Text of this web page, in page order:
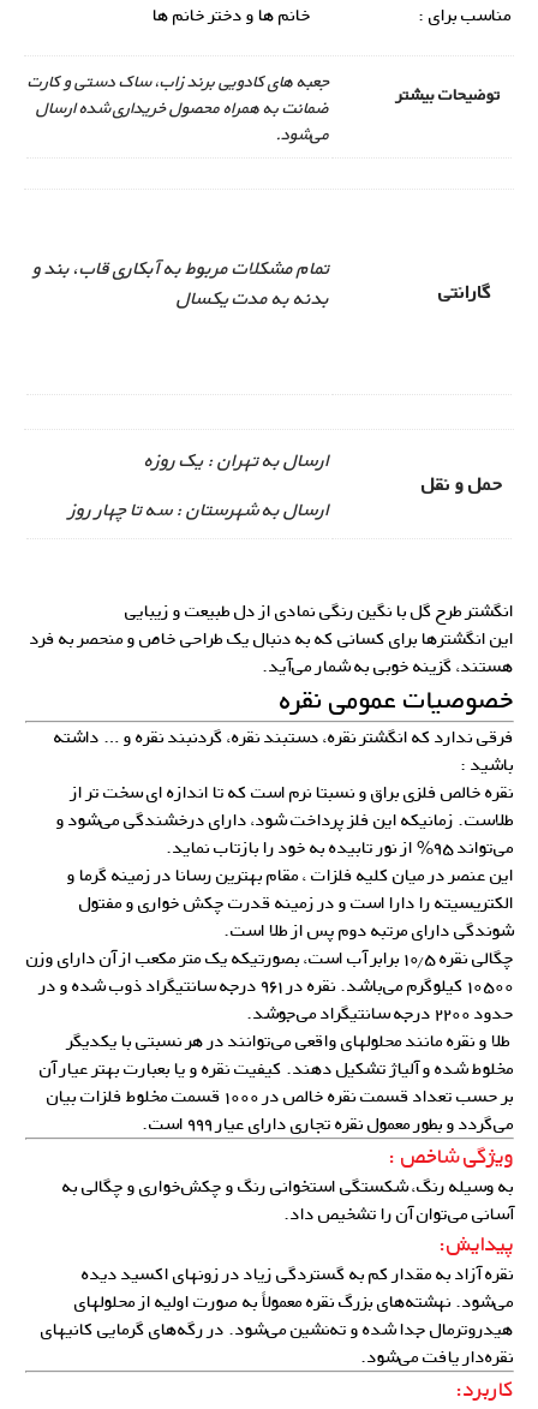
مناسب برای : خانم ها و دختر خانم ها
توضیحات بیشتر
جعبه های کادویی برند زاب، ساک دستی و کارت
ضمانت به همراه محصول خریداری شده ارسال
می‌شود.
گارانتی
تمام مشکلات مربوط به آبکاری قاب، بند و
بدنه به مدت یکسال
حمل و نقل
ارسال به تهران : یک روزه
ارسال به شهرستان : سه تا چهار روز
انگشتر طرح‌ گل با نگین رنگی نمادی از دل طبیعت و زیبایی
این انگشترها برای کسانی که به دنبال یک طراحی خاص و منحصر به فرد
هستند، گزینه خوبی به شمار می‌آید.
خصوصیات عمومی نقره
فرقی ندارد که انگشتر نقره، دستبند نقره، گردنبند نقره و … داشته
باشید :
نقره خالص فلزی براق و نسبتا نرم است که تا اندازه ای سخت تر از
طلاست. زمانیکه این فلز پرداخت شود، دارای درخشندگی می‌شود و
می‌تواند ۹۵% از نور تابیده به خود را بازتاب نماید.
این عنصر در میان کلیه فلزات ، مقام بهترین رسانا در زمینه گرما و
الکتریسیته را دارا است و در زمینه قدرت چکش خواری و مفتول
شوندگی دارای مرتبه دوم پس از طلا است.
چگالی نقره ۱۰٫۵ برابر آب است، بصورتیکه یک متر مکعب از آن دارای وزن
۱۰۵۰۰ کیلوگرم می‌باشد. نقره در ۹۶۱ درجه سانتیگراد ذوب شده و در
حدود ۲۲۰۰ درجه سانتیگراد می‌جوشد.
طلا و نقره مانند محلولهای واقعی می‌توانند در هر نسبتی با یکدیگر
مخلوط شده و آلیاژ تشکیل دهند. کیفیت نقره و یا بعبارت بهتر عیار آن
بر حسب تعداد قسمت نقره خالص در ۱۰۰۰ قسمت مخلوط فلزات بیان
می‌گردد و بطور معمول نقره تجاری دارای عیار ۹۹۹ است.
ویژگی شاخص :
به وسیله رنگ، شکستگی استخوانی رنگ و چکش‌خواری و چگالی به
آسانی می‌توان آن را تشخیص داد.
پیدایش:
نقره آزاد به مقدار کم به گستردگی زیاد در زونهای اکسید دیده
می‌شود. نهشته‌های بزرگ نقره معمولاً به صورت اولیه از محلولهای
هیدروترمال جدا شده و ته‌‌نشین می‌شود. در رگه‌های گرمایی کانیهای
نقره‌دار یافت می‌شود.
کاربرد: